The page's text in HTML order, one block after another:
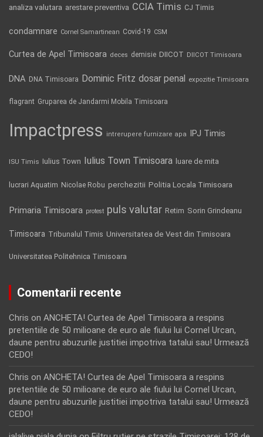
analiza valutara arestare preventiva CCIA Timis CJ Timis
condamnare Cornel Samartinean Covid-19 CSM
Curtea de Apel Timisoara deces demisie DIICOT DIICOT Timisoara
DNA DNA Timisoara Dominic Fritz dosar penal expozitie Timisoara
flagrant Gruparea de Jandarmi Mobila Timisoara
Impactpress intrerupere furnizare apa IPJ Timis
ISU Timis Iulius Town Iulius Town Timisoara luare de mita
lucrari Aquatim Nicolae Robu perchezitii Politia Locala Timisoara
Primaria Timisoara protest puls valutar Retim Sorin Grindeanu
Timisoara Tribunalul Timis Universitatea de Vest din Timisoara
Universitatea Politehnica Timisoara
Comentarii recente
Chris on ANCHETA! Curtea de Apel Timisoara a respins
pretentiile de 50 milioane de euro ale fiului lui Cornel Urcan,
daune pentru abuzurile justitiei impotriva tatalui sau! Urmează
CEDO!
Chris on ANCHETA! Curtea de Apel Timisoara a respins
pretentiile de 50 milioane de euro ale fiului lui Cornel Urcan,
daune pentru abuzurile justitiei impotriva tatalui sau! Urmează
CEDO!